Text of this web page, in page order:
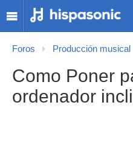
Foros Producción musical
Como Poner
ordenador